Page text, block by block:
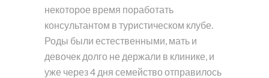
некоторое время поработать
консультантом в туристическом клубе.
Роды были естественными, мать и
девочек долго не держали в клинике, и
уже через 4 дня семейство отправилось